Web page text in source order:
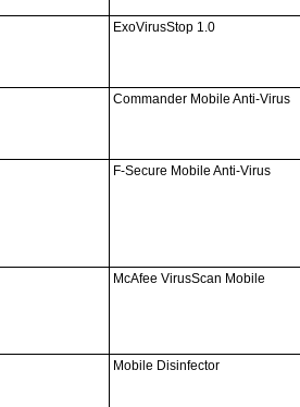
ExoVirusStop 1.0
Commander Mobile Anti-Virus
F-Secure Mobile Anti-Virus
McAfee VirusScan Mobile
Mobile Disinfector